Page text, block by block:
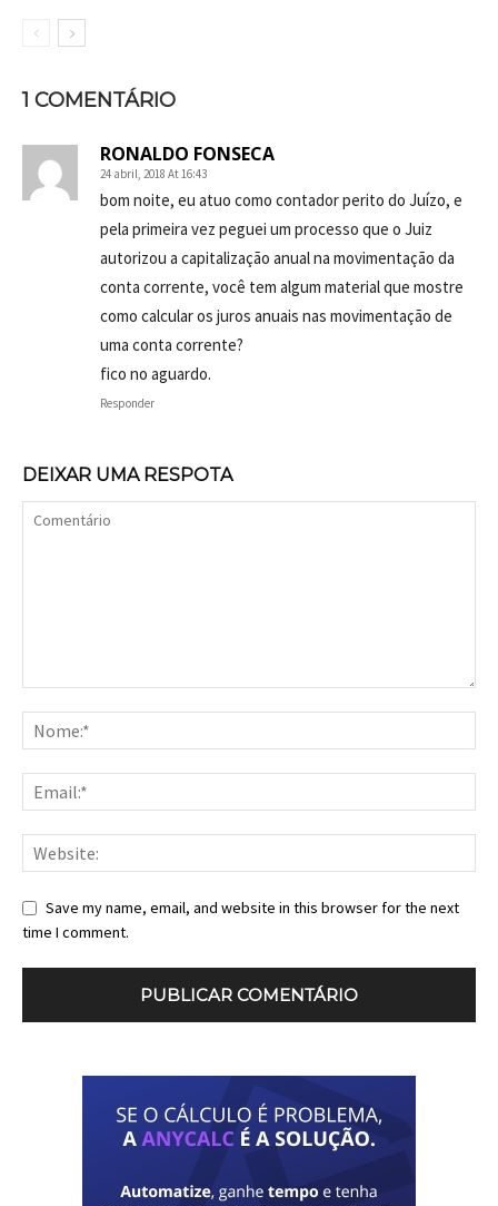
1 COMENTÁRIO
RONALDO FONSECA
24 abril, 2018 At 16:43
bom noite, eu atuo como contador perito do Juízo, e
pela primeira vez peguei um processo que o Juiz
autorizou a capitalização anual na movimentação da
conta corrente, você tem algum material que mostre
como calcular os juros anuais nas movimentação de
uma conta corrente?
fico no aguardo.
Responder
DEIXAR UMA RESPOTA
Save my name, email, and website in this browser for the next
time I comment.